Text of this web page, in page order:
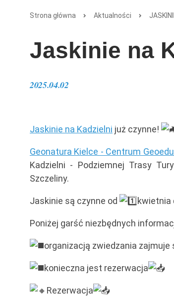
Strona główna Aktualności
Jaskinie na
2025.04.02
Jaskinie na Kadzielni już czynne!
Geonatura Kielce - Centrum
Kadzielni - Podziemnej Trasy
Szczeliny.
Jaskinie są czynne od kwietnia
Poniżej garść niezbędnych
organizacją zwiedzania
konieczna jest rezerwacja
Rezerwacja